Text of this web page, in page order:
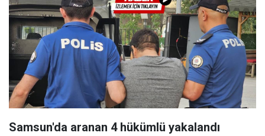
Samsun'da aranan 4 hükümlü yakalandı